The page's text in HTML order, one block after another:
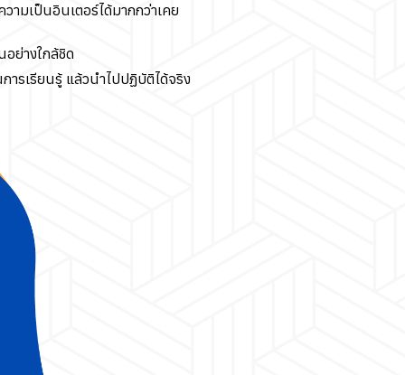
มเป็นอินเตอร์ได้มากกว่าเคย
ย่างใกล้ชิด
ารเรียนรู้ แล้วนำไปปฏิบัติได้จริง